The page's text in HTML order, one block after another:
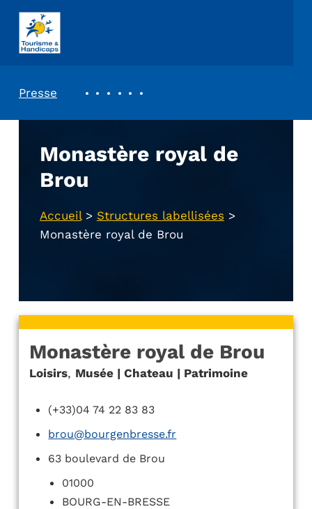
ASSOCIATION TOURISME ET HANDICAPS
Presse
Monastère royal de
Brou
Accueil> Structures labellisées >
Monastère royal de Brou
Monastère royal de Brou
Loisirs, Musée | Chateau | Patrimoine
(+33)04 74 22 83 83
brou@bourgenbresse.fr
63 boulevard de Brou
01000
BOURG-EN-BRESSE